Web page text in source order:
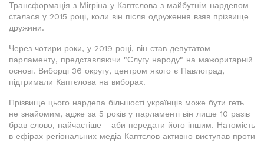
Трансформація з Мігріна у Каптєлова з майбутнім нардепом
сталася у 2015 році, коли він після одруження взяв прізвище
дружини.
Через чотири роки, у 2019 році, він став депутатом
парламенту, представляючи "Слугу народу" на мажоритарній
основі. Виборці 36 округу, центром якого є Павлоград,
підтримали Каптєлова на виборах.
Прізвище цього нардепа більшості українців може бути геть
не знайомим, адже за 5 років у парламенті він лише 10 разів
брав слово, найчастіше - аби передати його іншим. Натомість
в ефірах регіональних медіа Каптєлов активно виступав проти